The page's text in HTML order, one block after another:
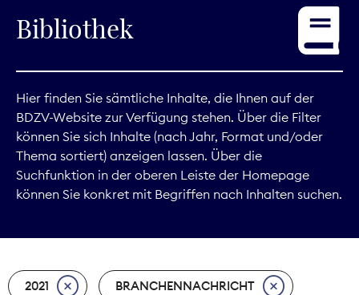
Service
Digitales
Kommunikation
Marktdaten
Nachhaltigkeit
Bibliothek
Hier finden Sie sämtliche Inhalte, die Ihnen auf der
BDZV-Website zur Verfügung stehen. Über die Filter
können Sie sich Inhalte (nach Jahr, Format und/oder
Thema sortiert) anzeigen lassen. Über die
Suchfunktion in der oberen Leiste der Homepage
können Sie konkret mit Begriffen nach Inhalten suchen.
2021 BRANCHENNACHRICHT